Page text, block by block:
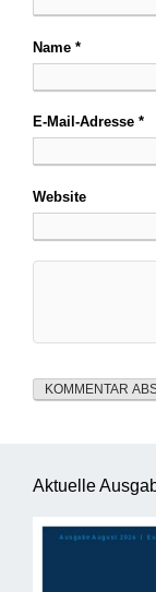
Name *
E-Mail-Adresse *
Website
Aktuelle